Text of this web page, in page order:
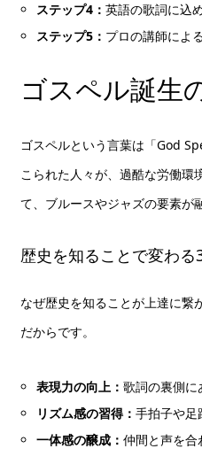
ステップ4：英語の歌詞に込
ステップ5： プロの講師によ
ゴスペル誕生
ゴスペルという言葉は「God
こられた人々が、過酷な労働
て、ブルースやジャズの要素が
歴史を知ることで変わる
なぜ歴史を知ることが上達に繋
だからです。
表現力の向上：歌詞の裏側に
リズム感の習得：手拍子や足
一体感の醸成：仲間と声を合